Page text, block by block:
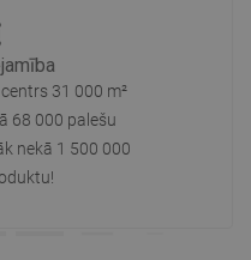
31 000 m²
68 000 palešu
nekā 1 500 000